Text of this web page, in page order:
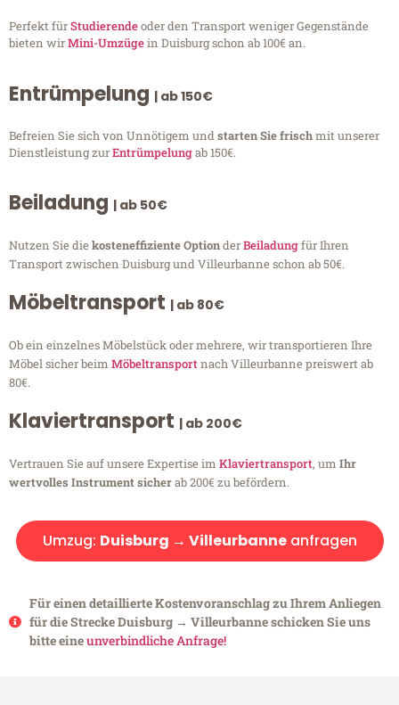
Perfekt fürStudierendeoder den Transport weniger Gegenstände
bieten wirMini-Umzügein Duisburg schon ab 100€ an.
Entrümpelung | ab 150€
Befreien Sie sich von Unnötigem undstarten Sie frischmit unserer
Dienstleistung zurEntrümpelungab 150€.
Beiladung | ab 50€
Nutzen Sie diekosteneffiziente OptionderBeiladungfür Ihren
Transport zwischen Duisburg und Villeurbanne schon ab 50€.
Möbeltransport | ab 80€
Ob ein einzelnes Möbelstück oder mehrere, wir transportieren Ihre
Möbel sicher beim Möbeltransportnach Villeurbanne preiswert ab
80€.
Klaviertransport | ab 200€
Vertrauen Sie auf unsere Expertise im Klaviertransport, um Ihr
wertvolles Instrument sicherab 200€ zu befördern.
Umzug: Duisburg → Villeurbanneanfragen
Für einen detaillierte Kostenvoranschlag zu Ihrem Anliegen
für die Strecke Duisburg → Villeurbanne schicken Sie uns
bitte eineunverbindliche Anfrage!